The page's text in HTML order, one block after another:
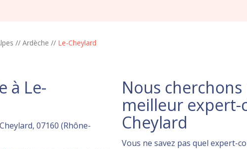
// Ardèche // Le-Cheylard
à Le-
07160 (Rhône-
Nous
meilleur expert-
Cheylard
Vous ne savez pas quel expert-